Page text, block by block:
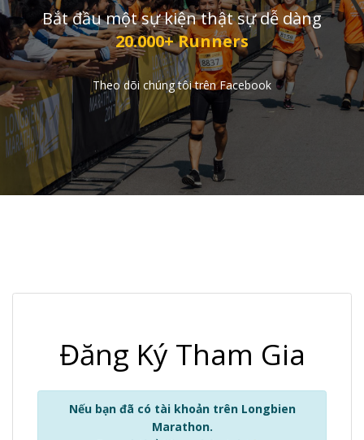
Bắt đầu một sự kiện thật sự dễ dàng
20.000+ Runners
Theo dõi chúng tôi trên Facebook
Đăng Ký Tham Gia
Nếu bạn đã có tài khoản trên Longbien
Marathon.